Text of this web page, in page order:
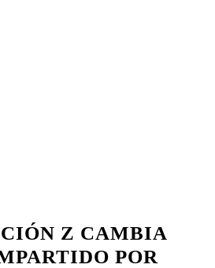
Z CAMBIA
POR